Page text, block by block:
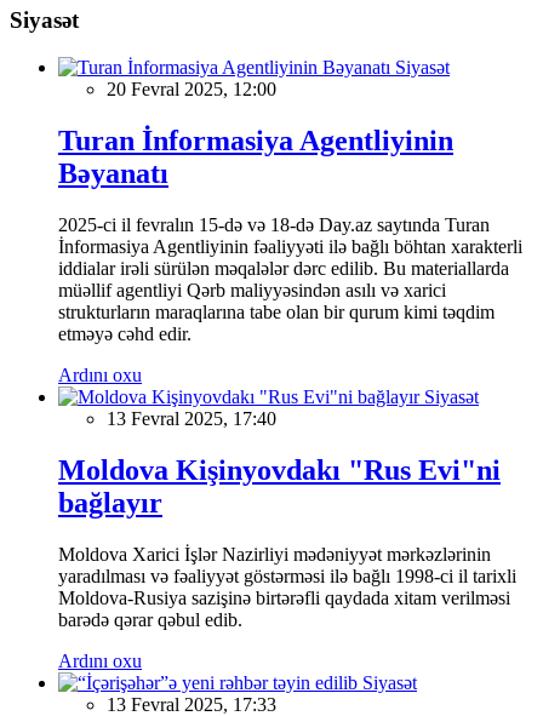
Siyasət
Siyasət
20 Fevral 2025, 12:00
Turan İnformasiya Agentliyinin
Bəyanatı
2025-ci il fevralın 15-də və 18-də Day.az saytında Turan
İnformasiya Agentliyinin fəaliyyəti ilə bağlı böhtan xarakterli
iddialar irəli sürülən məqalələr dərc edilib. Bu materiallarda
müəllif agentliyi Qərb maliyyəsindən asılı və xarici
strukturların maraqlarına tabe olan bir qurum kimi təqdim
etməyə cəhd edir.
Ardını oxu
Siyasət
13 Fevral 2025, 17:40
Moldova Kişinyovdakı "Rus Evi"ni
bağlayır
Moldova Xarici İşlər Nazirliyi mədəniyyət mərkəzlərinin
yaradılması və fəaliyyət göstərməsi ilə bağlı 1998-ci il tarixli
Moldova-Rusiya sazişinə birtərəfli qaydada xitam verilməsi
barədə qərar qəbul edib.
Ardını oxu
Siyasət
13 Fevral 2025, 17:33